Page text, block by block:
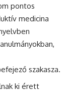
pontos
medicina
szakasza.
ki érett